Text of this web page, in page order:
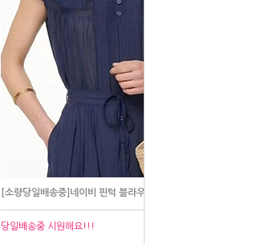
[소량당일배송중]네이비 핀턱 블라우스
당일배송중 시원해요!!!